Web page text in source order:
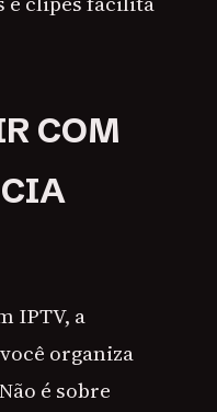
COM
IPTV, a
organiza
é sobre